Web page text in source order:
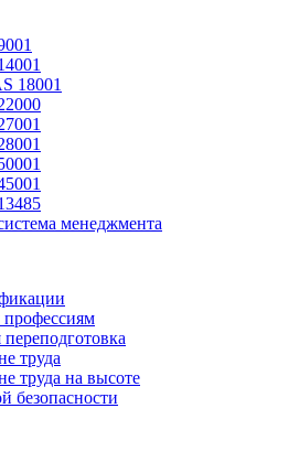
18001
менеджмента
труда
труда на высоте
безопасности